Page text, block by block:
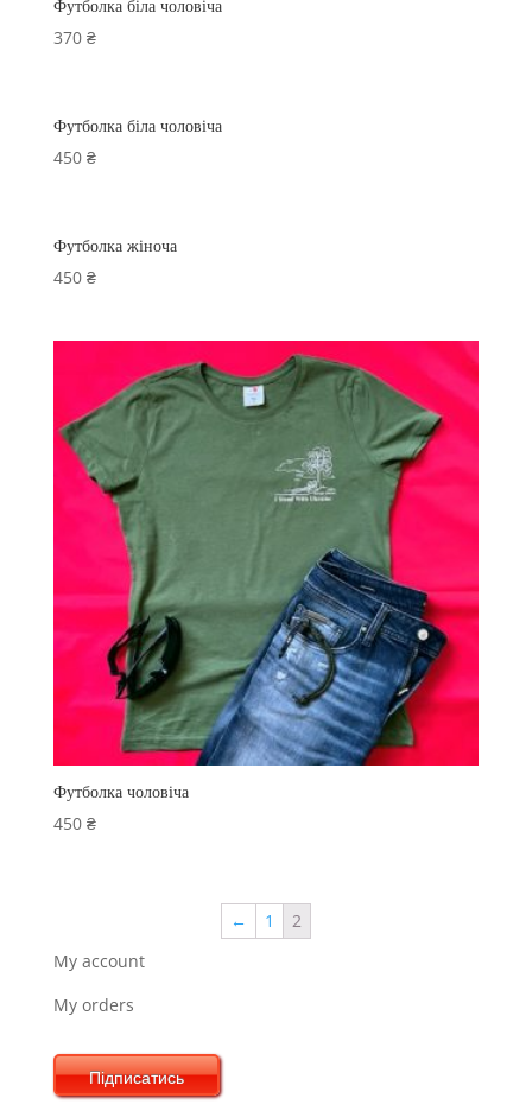
Футболка біла чоловіча
370 ₴
Футболка біла чоловіча
450 ₴
Футболка жіноча
450 ₴
Футболка чоловіча
450 ₴
← 1
2
My account
My orders
Підписатись